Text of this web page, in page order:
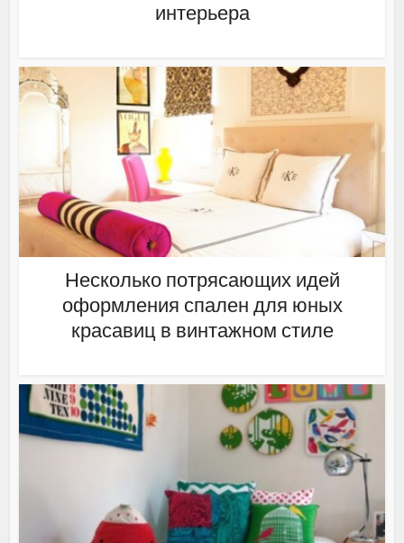
интерьера
Несколько потрясающих идей
оформления спален для юных
красавиц в винтажном стиле